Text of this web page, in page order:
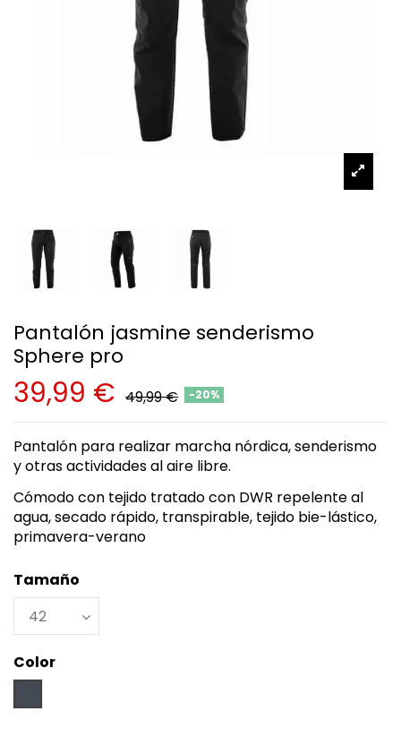
Pantalón jasmine senderismo
Sphere pro
39,99 € 49,99 € -20%
Pantalón para realizar marcha nórdica, senderismo
y otras actividades al aire libre.
Cómodo con tejido tratado con DWR repelente al
agua, secado rápido, transpirable, tejido bie-lástico,
primavera-verano
Tamaño
Color